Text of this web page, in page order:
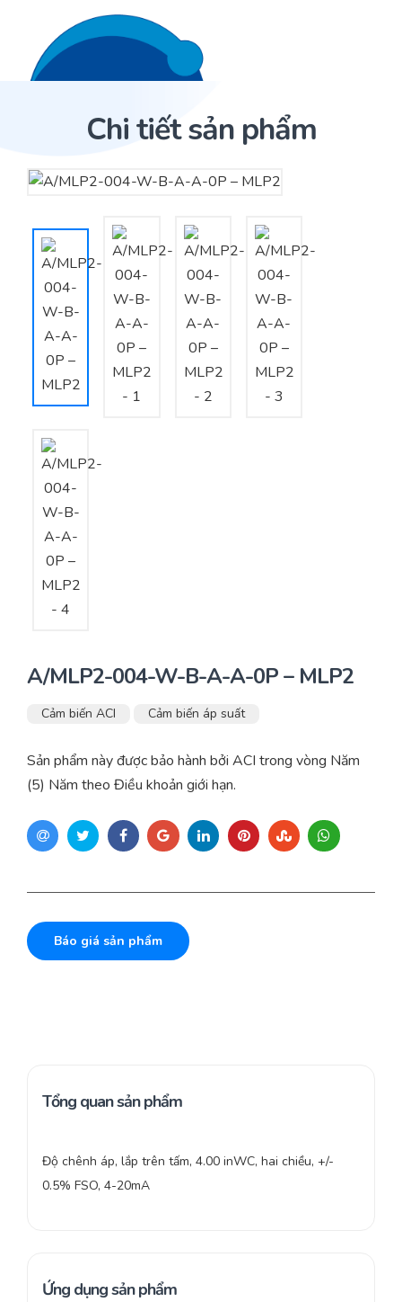
Trang Chủ
Cảm biến ACI
Nhà phân phối cảm biến
Nhà sản xuất thiết bị điều khiển
Cung cấp giải pháp quản lý cho toà nhà (BMS)
Tư vấn – Thiết kế – Cung cấp thiết bị HVAC
Tư vấn thiết kế, thi công tủ điều khiển
Thi công – Lắp đặt hệ thống HVAC
Sản phẩm
Dự án
Bài viết
Chi tiết sản phẩm
Trang Chủ Sản phẩm Cảm biến ACI
A/MLP2-004-W-B-A-A-0P – MLP2
Cảm biến ACI Cảm biến áp suất
Sản phẩm này được bảo hành bởi ACI trong vòng Năm
(5) Năm theo Điều khoản giới hạn.
Báo giá sản phẩm
Tổng quan sản phẩm
Độ chênh áp, lắp trên tấm, 4.00 inWC, hai chiều, +/-
0.5% FSO, 4-20mA
Ứng dụng sản phẩm